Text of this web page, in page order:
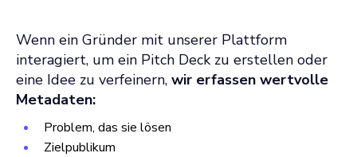
Wenn ein Gründer mit unserer Plattform
interagiert, um ein Pitch Deck zu erstellen oder
eine Idee zu verfeinern, wir erfassen wertvolle
Metadaten:
Problem, das sie lösen
Zielpublikum